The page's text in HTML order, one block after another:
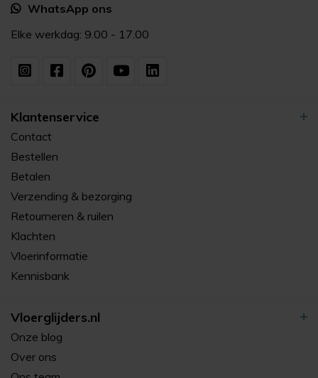
WhatsApp ons
Elke werkdag: 9.00 - 17.00
Klantenservice
Contact
Bestellen
Betalen
Verzending & bezorging
Retourneren & ruilen
Klachten
Vloerinformatie
Kennisbank
Vloerglijders.nl
Onze blog
Over ons